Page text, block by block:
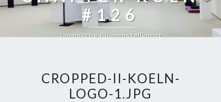
#126
Japanische Blumenstellkunst
CROPPED-II-KOELN-
LOGO-1.JPG